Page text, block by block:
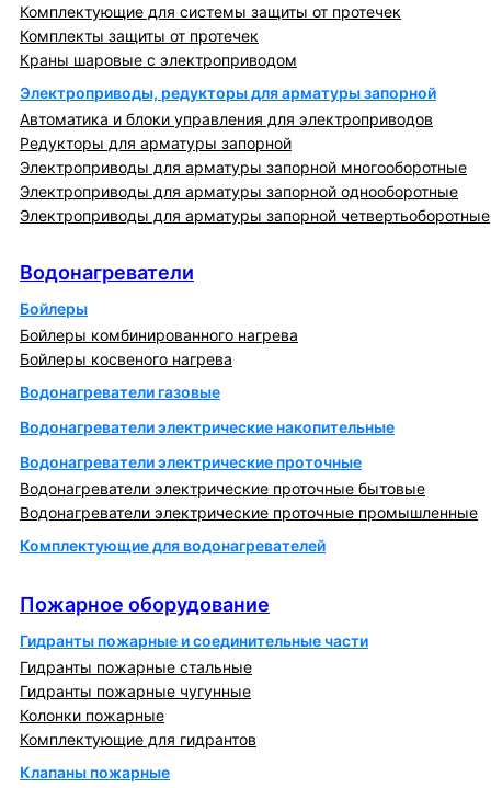
Комплектующие для системы защиты от протечек
Комплекты защиты от протечек
Краны шаровые с электроприводом
Электроприводы, редукторы для арматуры запорной
Автоматика и блоки управления для электроприводов
Редукторы для арматуры запорной
Электроприводы для арматуры запорной многооборотные
Электроприводы для арматуры запорной однооборотные
Электроприводы для арматуры запорной четвертьоборотные
Водонагреватели
Бойлеры
Бойлеры комбинированного нагрева
Бойлеры косвеного нагрева
Водонагреватели газовые
Водонагреватели электрические накопительные
Водонагреватели электрические проточные
Водонагреватели электрические проточные бытовые
Водонагреватели электрические проточные промышленные
Комплектующие для водонагревателей
Пожарное оборудование
Гидранты пожарные и соединительные части
Гидранты пожарные стальные
Гидранты пожарные чугунные
Колонки пожарные
Комплектующие для гидрантов
Клапаны пожарные